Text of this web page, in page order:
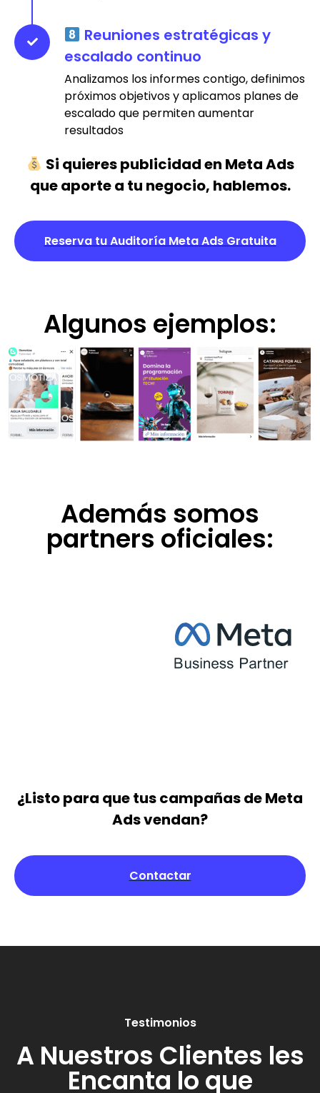
Reuniones estratégicas y
escalado continuo
Analizamos los informes contigo, definimos
próximos objetivos y aplicamos planes de
escalado que permiten aumentar
resultados
Si quieres publicidad en Meta Ads
que aporte a tu negocio, hablemos.
Reserva tu Auditoría Meta Ads Gratuita
Algunos ejemplos:
Además somos
partners oficiales:
¿Listo para que tus campañas de Meta
Ads vendan?
Contactar
Testimonios
A Nuestros Clientes les
Encanta lo que